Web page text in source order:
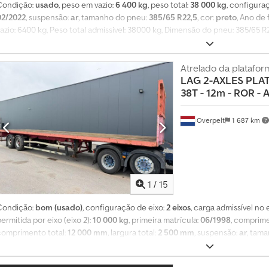
usado, peso em vazio:6 400 kg, peso total: 38 000 kg,
2022, suspensão:ar, tamanho do pneu: 385/65 R22,5, cor: preto, Ano de
6400 kg, Peso total admissível: 38000 kg, Dimensão do pneu: 385/65
pneumática, Dispositivo anti-sobreposição, Eixo dianteiro elevável,
Caixa de ferramentas, Conector 1x15 e 2x7 pinos, Discos de travão
10% de desgaste. Discos de travão Eixo 2: 41,5 mm, Pastilhas de travão
42,1 mm, Pastilhas de travão Eixo 3: 80% de desgaste. Inspeção técnica
de todos os nossos veículos disponíveis no nosso site. Precisa de
bem como serviços completos ou serviços telemáticos.
Djdpfxeyzuf De Ap Ieck
1 / 15
Overpelt 1 687 km
Atrelado da
LAG2-AXLES
38T - 12m - ROR -
bom (usado), configuração de eixo: 2 eixos, carga admissível no
por eixo (eixo 2):10 000 kg , primeira matrícula:06/1998 ,
total:12 000 mm , largura total: 2 500 mm , suspensão: ar ,
, = Outras opções
pneumática = Mais informações = Informações técnicas